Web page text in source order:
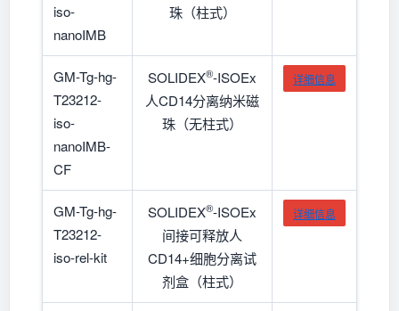
iso-
nanoIMB
珠（柱式）
GM-Tg-hg-
T23212-
iso-
nanoIMB-
CF
SOLIDEX®-ISOEx
人CD14分离纳米磁
珠（无柱式）
详细信息
GM-Tg-hg-
T23212-
iso-rel-kit
SOLIDEX®-ISOEx
间接可释放人
CD14+细胞分离试
剂盒（柱式）
详细信息